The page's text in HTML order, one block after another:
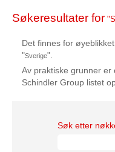
Søkeresultater for
Det finnes for
"Sverige".
Av praktiske grunner er
Schindler Group listet
Søk etter